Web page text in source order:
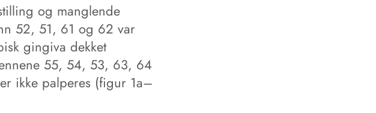
og manglende
52, 51, 61 og 62 var
gingiva dekket
55, 54, 53, 63, 64
ikke palperes (figur 1a–